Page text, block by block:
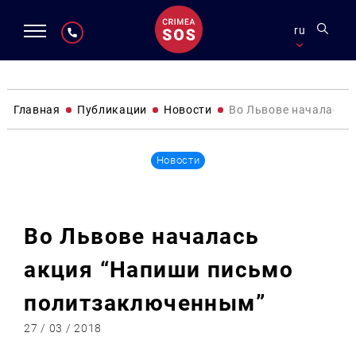
ru
Главная Публикации Новости Во Львове началась
Новости
Во Львове началась
акция “Напиши письмо
политзаключенным”
27 / 03 / 2018